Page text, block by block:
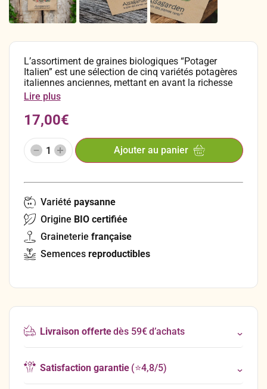
L’assortiment de graines biologiques “Potager
Italien” est une sélection de cinq variétés potagères
italiennes anciennes, mettant en avant la richesse
de la tradition maraichère italienne. Cet assortiment
offre aux jardiniers, amateurs de cuisine et
défenseurs de la diversité une occasion précieuse
de cultiver et déguster des légumes aux saveurs
authentiques d’Italie. C’est aussi un assortiment
fertile, parfait pour offrir à un(e) passionné(e) de
potager en guise de petit cadeau !
Lire plus
17,00€
Ajouter au panier
Variété paysanne
Origine BIO certifiée
Graineterie française
Semences reproductibles
Livraison offertedès 59€ d’achats
Satisfaction garantie(⭐4,8/5)